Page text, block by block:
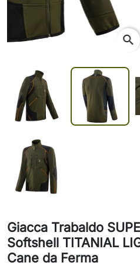
Giacca Trabaldo
Softshell TITANIAL
Cane da Ferma